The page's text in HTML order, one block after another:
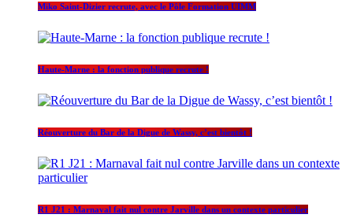
Miko Saint-Dizier recrute, avec le Pôle Formation UIMM
Haute-Marne : la fonction publique recrute !
Réouverture du Bar de la Digue de Wassy, c’est bientôt !
R1 J21 : Marnaval fait nul contre Jarville dans un contexte particulier